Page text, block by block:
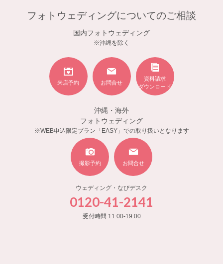
フォトウェディングについてのご相談
国内フォトウェディング
※沖縄を除く
来店予約 お問合せ
資料請求
ダウンロード
沖縄・海外
フォトウェディング
※WEB申込限定プラン「EASY」での取り扱いとなります
撮影予約 お問合せ
ウェディング・なびデスク
0120-41-2141
受付時間 11:00-19:00